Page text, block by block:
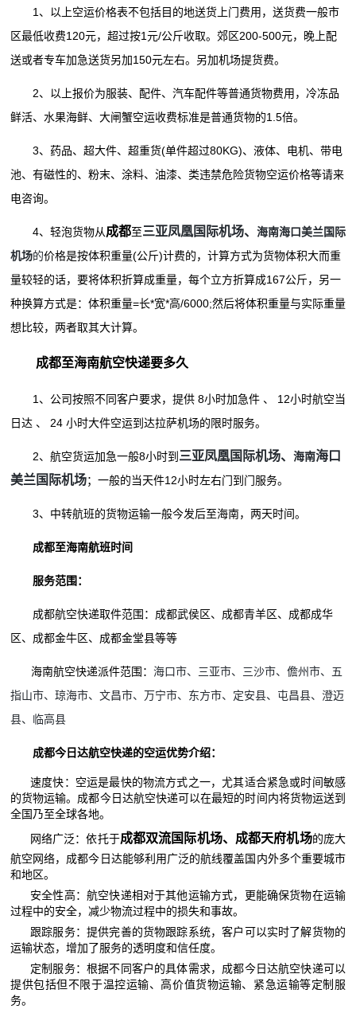
1、以上空运价格表不包括目的地送货上门费用，送货费一般市
区最低收费120元，超过按1元/公斤收取。郊区200-500元，晚上配
送或者专车加急送货另加150元左右。另加机场提货费。
2、以上报价为服装、配件、汽车配件等普通货物费用，冷冻品
鲜活、水果海鲜、大闸蟹空运收费标准是普通货物的1.5倍。
3、药品、超大件、超重货(单件超过80KG)、液体、电机、带电
池、有磁性的、粉末、涂料、油漆、类违禁危险货物空运价格等请来
电咨询。
4、轻泡货物从成都至三亚凤凰国际机场、 海南海口美兰国际
机场的价格是按体积重量(公斤)计费的，计算方式为货物体积大而重
量较轻的话，要将体积折算成重量，每个立方折算成167公斤，另一
种换算方式是：体积重量=长*宽*高/6000;然后将体积重量与实际重量
想比较，两者取其大计算。
成都至海南航空快递要多久
1、公司按照不同客户要求，提供 8小时加急件 、 12小时航空当
日达 、 24 小时大件空运到达拉萨机场的限时服务。
2、航空货运加急一般8小时到 三亚凤凰国际机场、 海南海口
美兰国际机场；一般的当天件12小时左右门到门服务。
3、中转航班的货物运输一般今发后至海南，两天时间。
成都至海南航班时间
服务范围：
成都航空快递取件范围：成都武侯区、成都青羊区、成都成华
区、成都金牛区、成都金堂县等等
海南航空快递派件范围： 海口市、三亚市、三沙市、儋州市、五
指山市、琼海市、文昌市、万宁市、东方市、定安县、屯昌县、澄迈
县、临高县
成都今日达航空快递的空运优势介绍：
速度快：空运是最快的物流方式之一，尤其适合紧急或时间敏感
的货物运输。成都今日达航空快递可以在最短的时间内将货物运送到
全国乃至全球各地。
网络广泛：依托于成都双流国际机场、成都天府机场的庞大
航空网络，成都今日达能够利用广泛的航线覆盖国内外多个重要城市
和地区。
安全性高：航空快递相对于其他运输方式，更能确保货物在运输
过程中的安全，减少物流过程中的损失和事故。
跟踪服务：提供完善的货物跟踪系统，客户可以实时了解货物的
运输状态，增加了服务的透明度和信任度。
定制服务：根据不同客户的具体需求，成都今日达航空快递可以
提供包括但不限于温控运输、高价值货物运输、紧急运输等定制服
务。